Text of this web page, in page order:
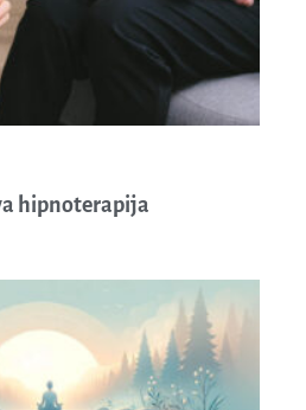
hipnoterapija